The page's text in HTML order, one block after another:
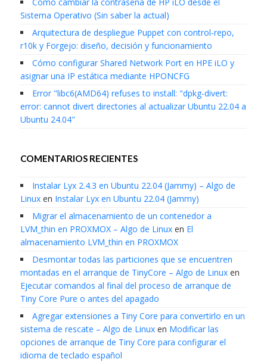
Cómo cambiar la contraseña de HP iLO desde el
Sistema Operativo (Sin saber la actual)
Arquitectura de despliegue Puppet con control-repo,
r10k y Forgejo: diseño, decisión y funcionamiento
Cómo configurar Shared Network Port en HPE iLO y
asignar una IP estática mediante HPONCFG
Error "libc6(AMD64) refuses to install: "dpkg-divert:
error: cannot divert directories al actualizar Ubuntu 22.04 a
Ubuntu 24.04"
COMENTARIOS RECIENTES
Instalar Lyx 2.4.3 en Ubuntu 22.04 (Jammy) – Algo de
Linuxen Instalar Lyx en Ubuntu 22.04 (Jammy)
Migrar el almacenamiento de un contenedor a
LVM_thin en PROXMOX – Algo de Linuxen El
almacenamiento LVM_thin en PROXMOX
Desmontar todas las particiones que se encuentren
montadas en el arranque de TinyCore – Algo de Linuxen
Ejecutar comandos al final del proceso de arranque de
Tiny Core Pure o antes del apagado
Agregar extensiones a Tiny Core para convertirlo en un
sistema de rescate – Algo de Linuxen Modificar las
opciones de arranque de Tiny Core para configurar el
idioma de teclado español